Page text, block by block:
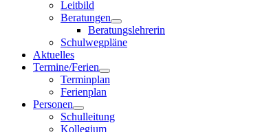
Leitbild
Beratungen
Beratungslehrerin
Schulwegpläne
Aktuelles
Termine/Ferien
Terminplan
Ferienplan
Personen
Schulleitung
Kollegium